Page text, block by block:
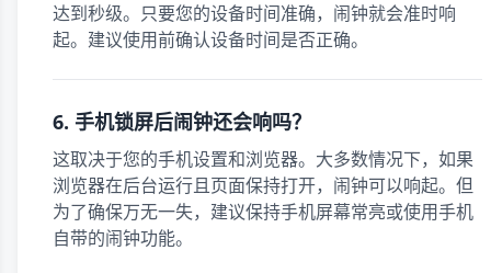
达到秒级。只要您的设备时间准确，闹钟就会准时响
起。建议使用前确认设备时间是否正确。
6. 手机锁屏后闹钟还会响吗？
这取决于您的手机设置和浏览器。大多数情况下，如果
浏览器在后台运行且页面保持打开，闹钟可以响起。但
为了确保万无一失，建议保持手机屏幕常亮或使用手机
自带的闹钟功能。